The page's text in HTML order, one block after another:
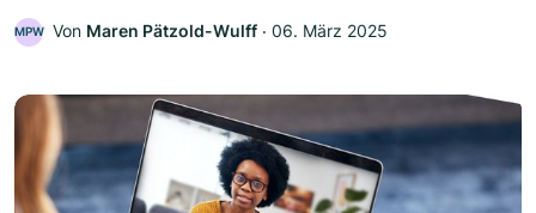
MPW Von Maren Pätzold-Wulff ‧ 06. März 2025